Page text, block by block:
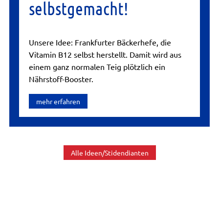
selbstgemacht!
Unsere Idee: Frankfurter Bäckerhefe, die
Vitamin B12 selbst herstellt. Damit wird aus
einem ganz normalen Teig plötzlich ein
Nährstoff-Booster.
mehr erfahren
Alle Ideen/Stidendianten